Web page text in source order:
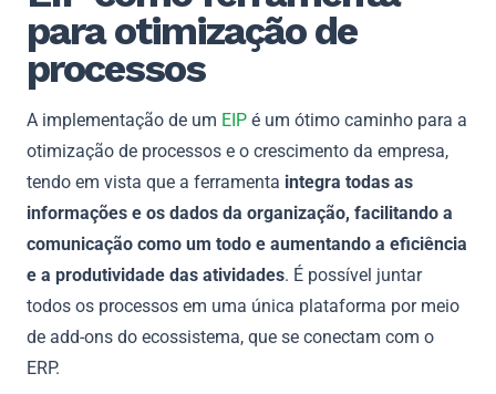
para otimização de
processos
A implementação de um EIP é um ótimo caminho para a
otimização de processos e o crescimento da empresa,
tendo em vista que a ferramenta integra todas as
informações e os dados da organização, facilitando a
comunicação como um todo e aumentando a eficiência
e a produtividade das atividades. É possível juntar
todos os processos em uma única plataforma por meio
de add-ons do ecossistema, que se conectam com o
ERP.